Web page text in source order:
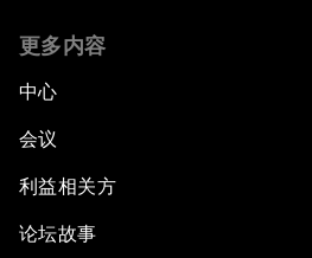
更多内容
中心
会议
利益相关方
论坛故事